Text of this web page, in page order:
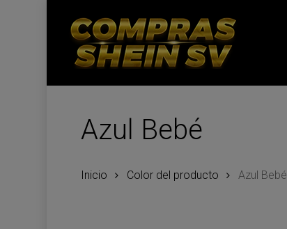
Azul Bebé
Inicio Color del producto Azul Bebé